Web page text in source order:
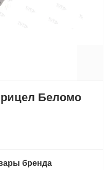
Беломо
бренда